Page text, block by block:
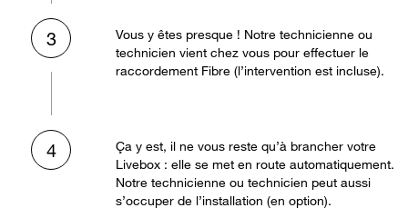
3
Vous y êtes presque ! Notre technicienne ou
technicien vient chez vous pour effectuer le
raccordement Fibre (l’intervention est incluse).
4
Ça y est, il ne vous reste qu’à brancher votre
Livebox : elle se met en route automatiquement.
Notre technicienne ou technicien peut aussi
s’occuper de l’installation (en option).